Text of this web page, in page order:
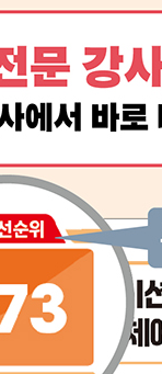
성 살펴보기
션 설정하기
표시하기
표시하거나 숨기기
레젠테이션 만들기
우선순위
웃 변경하기 ★우선순
넣기, 삭제하기 ★우